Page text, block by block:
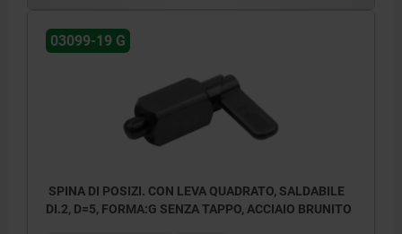
03099-19 G
SPINA DI POSIZI. CON LEVA QUADRATO, SALDABILE
DI.2, D=5, FORMA:G SENZA TAPPO, ACCIAIO BRUNITO